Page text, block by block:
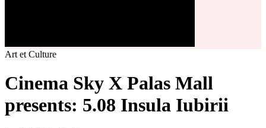
Art et Culture
Cinema Sky X Palas Mall
presents: 5.08 Insula Iubirii